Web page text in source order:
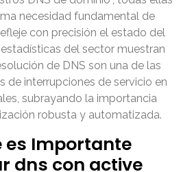
necesidad fundamental de
con precisión el estado del
del sector muestran
de DNS son una de las
de interrupciones de servicio en
subrayando la importancia
robusta y automatizada.
es Importante
dns con active